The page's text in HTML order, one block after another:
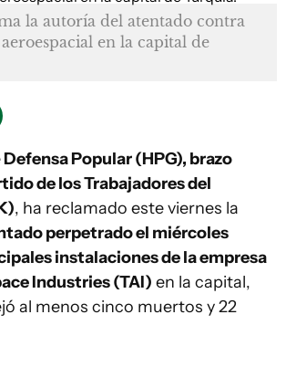
la autoría del atentado contra
en la capital de
Defensa Popular (HPG), brazo
de los Trabajadores del
, ha reclamado este viernes la
perpetrado el miércoles
instalaciones de la empresa
Industries (TAI) en la capital,
al menos cinco muertos y 22